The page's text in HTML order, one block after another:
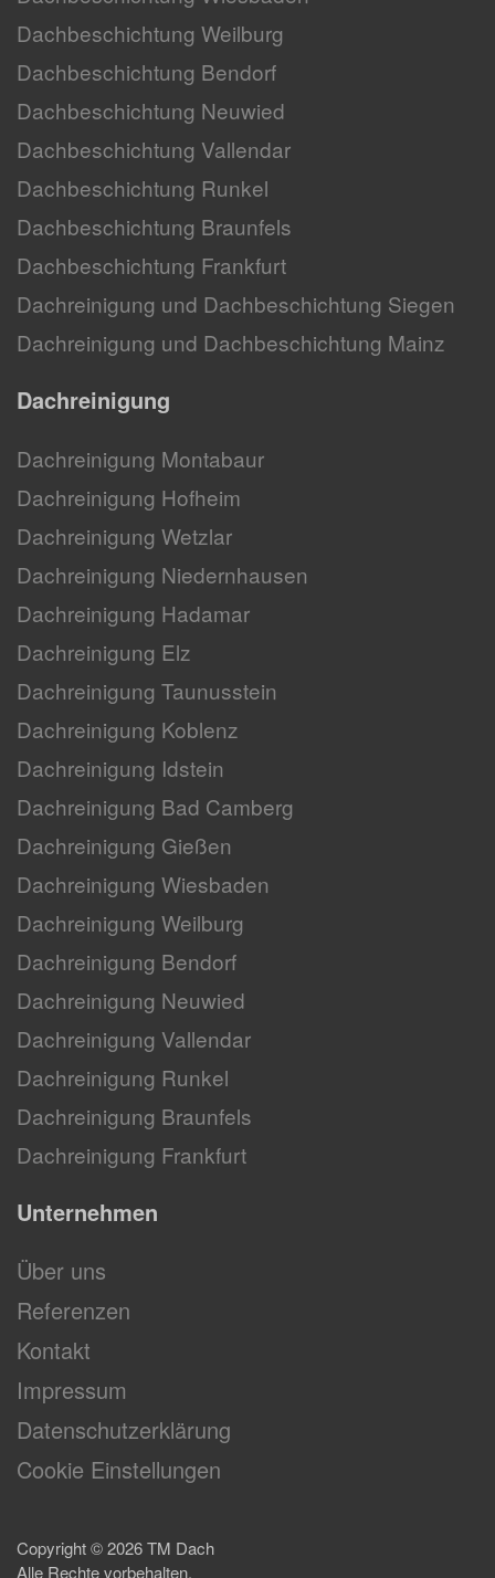
Dachbeschichtung Weilburg
Dachbeschichtung Bendorf
Dachbeschichtung Neuwied
Dachbeschichtung Vallendar
Dachbeschichtung Runkel
Dachbeschichtung Braunfels
Dachbeschichtung Frankfurt
Dachreinigung und Dachbeschichtung Siegen
Dachreinigung und Dachbeschichtung Mainz
Dachreinigung
Dachreinigung Montabaur
Dachreinigung Hofheim
Dachreinigung Wetzlar
Dachreinigung Niedernhausen
Dachreinigung Hadamar
Dachreinigung Elz
Dachreinigung Taunusstein
Dachreinigung Koblenz
Dachreinigung Idstein
Dachreinigung Bad Camberg
Dachreinigung Gießen
Dachreinigung Wiesbaden
Dachreinigung Weilburg
Dachreinigung Bendorf
Dachreinigung Neuwied
Dachreinigung Vallendar
Dachreinigung Runkel
Dachreinigung Braunfels
Dachreinigung Frankfurt
Unternehmen
Über uns
Referenzen
Kontakt
Impressum
Datenschutzerklärung
Cookie Einstellungen
Copyright ©2026TM Dach
Alle Rechte vorbehalten.